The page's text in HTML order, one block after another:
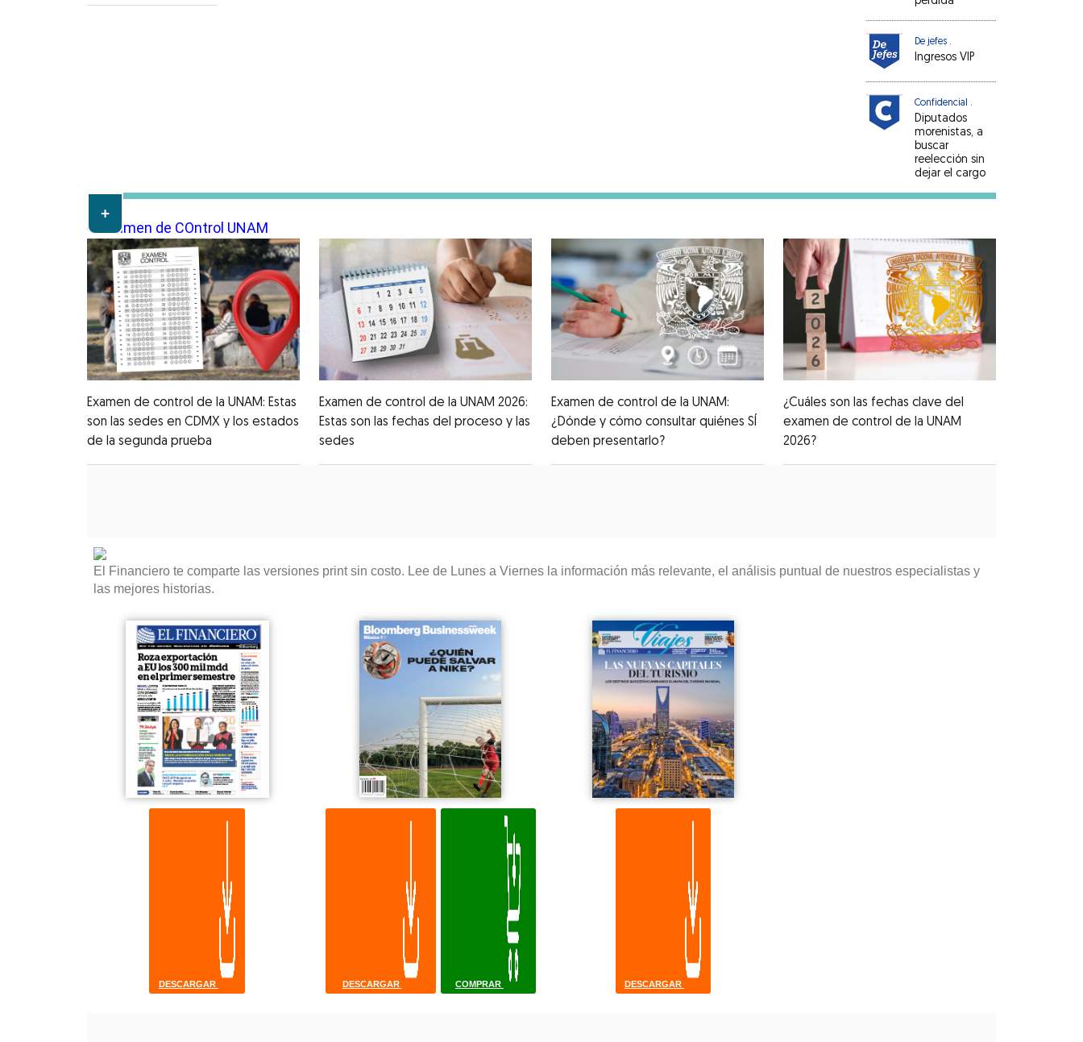
De jefes .
Ingresos VIP
Confidencial .
Diputados
morenistas, a
buscar
reelección sin
dejar el cargo
+
Examen de control de la UNAM: Estas
son las sedes en CDMX y los estados
de la segunda prueba
Examen de control de la UNAM 2026:
Estas son las fechas del proceso y las
sedes
Examen de control de la UNAM:
¿Dónde y cómo consultar quiénes SÍ
deben presentarlo?
¿Cuáles son las fechas clave del
examen de control de la UNAM
2026?